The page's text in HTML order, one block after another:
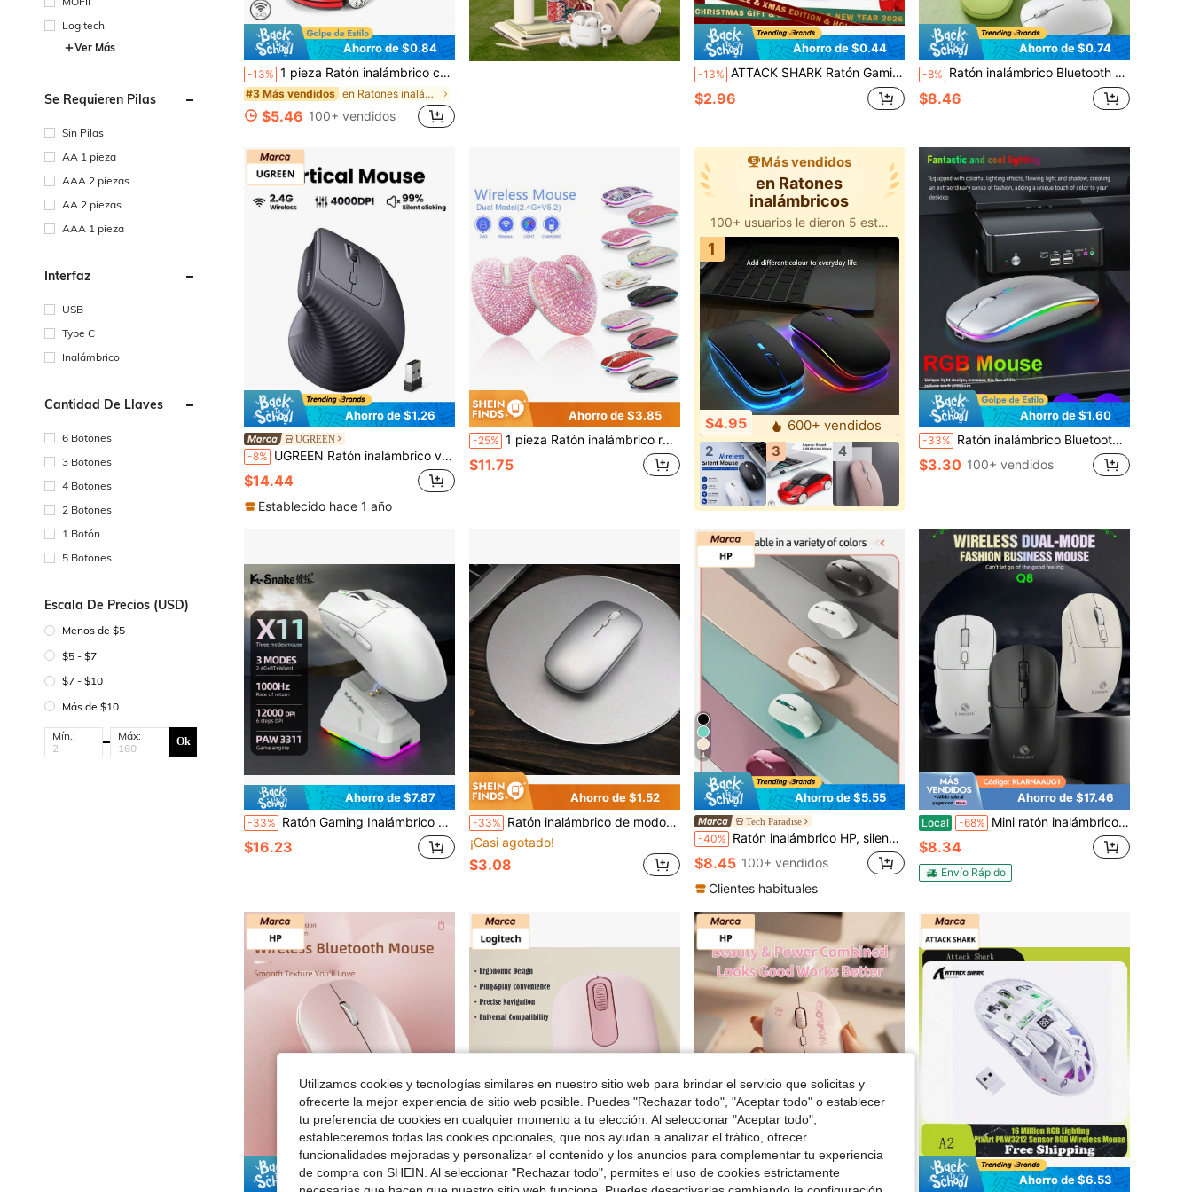
Logitech
Ver Más
Se Requieren Pilas
Sin Pilas
AA 1 pieza
AAA 2 piezas
AA 2 piezas
AAA 1 pieza
Interfaz
USB
Type C
Inalámbrico
Cantidad De Llaves
6 Botones
3 Botones
4 Botones
2 Botones
1 Botón
5 Botones
Escala De Precios (USD)
Menos de $5
$5 - $7
$7 - $10
Más de $10
Mín.: Máx: Ok
Ahorro de $0.84
-13% 1 pieza Ratón inalámbrico con forma de coche de carreras único, ratón inalámbrico con estilo de superdeportivo en miniatura, ratón óptico inalámbrico con forma de automóvil, diseño ergonómico inalámbrico para juegos de 1600 DPI, ratón de oficina inalámbrico de 2.4GHz con luces de coche, incluye receptor USB, funciona con 2 pilas AAA (no incluidas), apto para PC, portátil, tableta, gran regalo
#3 Más vendidos en Ratones inalámbricos
$5.46 100+ vendidos
Ahorro de $0.44
-13% ATTACK SHARK Ratón Gaming Inalámbrico X11 Superligero de 59g con Cinta de Agarre, Base de Carga RGB, Inalámbrico BT/2.4G/Cableado para PC, 22000 DPI, 5 Botones Programables para PC
$2.96
Ahorro de $0.74
-8% Ratón inalámbrico Bluetooth portátil mini Lenovo, clic silencioso, ligero, sin cable, para portátil, cuaderno, uso diario en oficina y viajes
$8.46
Ahorro de $1.26
UGREEN
-8% UGREEN Ratón inalámbrico vertical 2.4G de 4000 DPI ergonómico para laptop, PC, Windows OS
$14.44
Establecido hace 1 año
Ahorro de $3.85
-25% 1 pieza Ratón inalámbrico recargable brillante y colorido, ratón inalámbrico de modo dual 2.4GHz + 5.2GHz, superficie con cristales de rhinestone incrustados, ratón inalámbrico exquisitamente brillante, regalo ideal para ella
$11.75
Más vendidos
en Ratones
inalámbricos
100+ usuarios le dieron 5 estrellas
1
$4.95
600+ vendidos
2
3 4
Ahorro de $1.60
-33% Ratón inalámbrico Bluetooth recargable y portátil de ABS, modo dual, silencioso, para computadora/laptop, oficina y juegos, con carga inalámbrica 2.4G y retroiluminación RGB de 7 colores
$3.30 100+ vendidos
Ahorro de $7.87
-33% Ratón Gaming Inalámbrico K-Sanke X11 Superligero de 59g con Base de Carga Magnética RGB, Ratón Inalámbrico BT/2.4G/Cableado, 12000 DPI, 5 Botones Programables para PC/Portátil
$16.23
Ahorro de $1.52
-33% Ratón inalámbrico de modo dual 2.4G/5.0, ratón inalámbrico silencioso para oficina, ratón ergonómico portátil, adecuado para manos izquierda y derecha, compatible con computadora PC y tableta portátil
¡Casi agotado!
$3.08
4
Ahorro de $5.55
Tech Paradise
-40% Ratón inalámbrico HP, silencioso y lindo, conexión estable de 2.4GHz, ratón portátil S1000 PLUS, adecuado para escritorio y portátil, plug and play, mejor regalo para Halloween y Navidad
$8.45 100+ vendidos
Clientes habituales
Ahorro de $17.46
Local -68% Mini ratón inalámbrico portátil para juegos: inalámbrico y 2.4G, silencioso, recargable tipo C, diseño para diestros, tecnología óptica para portátiles y ordenadores de sobremesa, blanco y negro.
$8.34
Envío Rápido
Ahorro de $1.74 Ahorro de $1.77 Ahorro de $6.53
Utilizamos cookies y tecnologías similares en nuestro sitio web para brindar el servicio que solicitas y
ofrecerte la mejor experiencia de sitio web posible. Puedes "Rechazar todo", "Aceptar todo" o establecer
tu preferencia de cookies en cualquier momento a tu elección. Al seleccionar "Aceptar todo",
estableceremos todas las cookies opcionales, que nos ayudan a analizar el tráfico, ofrecer
funcionalidades mejoradas y personalizar el contenido y los anuncios para complementar tu experiencia
de compra con SHEIN. Al seleccionar "Rechazar todo", permites el uso de cookies estrictamente